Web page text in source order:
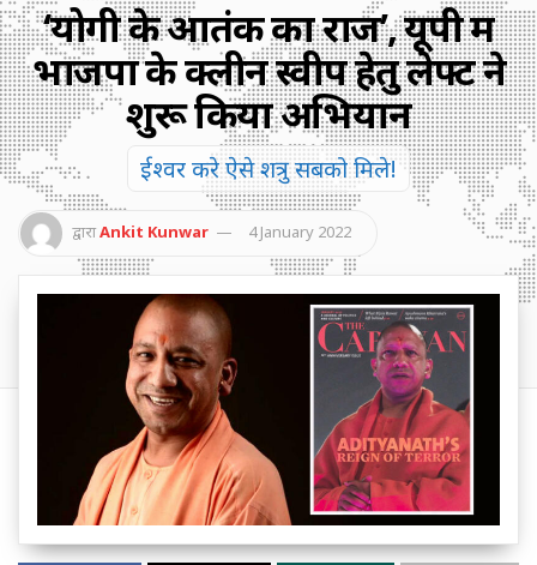
‘योगी के आतंक का राज’, यूपी में
भाजपा के क्लीन स्वीप हेतु लेफ्ट ने
शुरू किया अभियान
ईश्वर करे ऐसे शत्रु सबको मिले!
द्वाराAnkit Kunwar 4 January 2022